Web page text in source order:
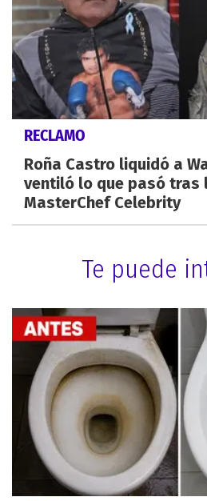
RECLAMO
Roña Castro liquidó a
ventiló lo que pasó tras
MasterChef Celebrity
Te puede